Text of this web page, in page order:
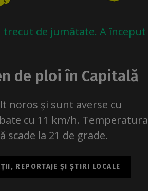
trecut de jumătate. A început
de ploi în Capitală
noros și sunt averse cu
cu 11 km/h. Temperatura
la 21 de grade.
REPORTAJE ȘI ȘTIRI LOCALE